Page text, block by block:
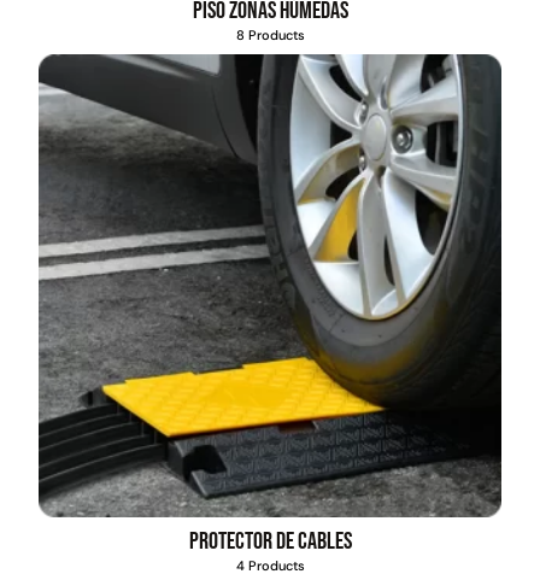
Piso zonas húmedas
8 Products
Protector de cables
4 Products